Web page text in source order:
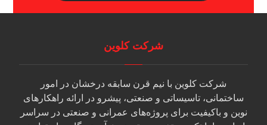
شرکت کلوین
شرکت کلوین با نیم قرن سابقه درخشان در امور
ساختمانی، تاسیساتی و صنعتی، پیشرو در ارائه راهکارهای
نوین و باکیفیت برای پروژه‌های عمرانی و صنعتی در سراسر